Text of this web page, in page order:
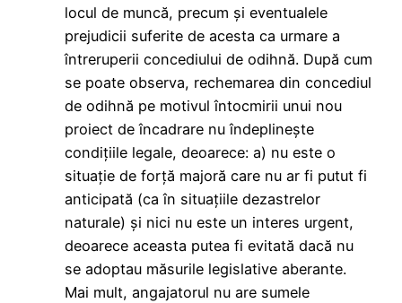
locul de muncă, precum şi eventualele
prejudicii suferite de acesta ca urmare a
întreruperii concediului de odihnă. După cum
se poate observa, rechemarea din concediul
de odihnă pe motivul întocmirii unui nou
proiect de încadrare nu îndeplineşte
condiţiile legale, deoarece: a) nu este o
situație de forță majoră care nu ar fi putut fi
anticipată (ca în situațiile dezastrelor
naturale) şi nici nu este un interes urgent,
deoarece aceasta putea fi evitată dacă nu
se adoptau măsurile legislative aberante.
Mai mult, angajatorul nu are sumele